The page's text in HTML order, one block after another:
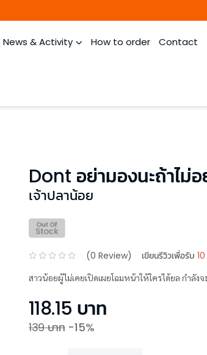
News & Activity How to order Contact
Dont อย่ามองนะถ้าไม่
เจ้าปลาน้อย
(0 Review) เขียนรีวิวเพื่อรับ
สาวน้อยผู้ไม่เคยเปิดเผยโฉมหน้าให้ใครได้ยล กำลัง
118.15 บาท
139บาท -15%